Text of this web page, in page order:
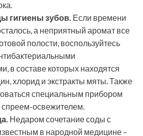
гигиены зубов. Если времени
а неприятный аромат все
полости, воспользуйтесь
в составе которых находятся
хлорид и экстракты мяты. Также
специальным прибором
спреем-освежителем.
Недаром сочетание соды с
в народной медицине –